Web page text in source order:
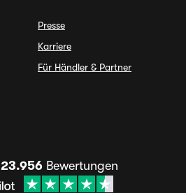
Presse
Karriere
Für Händler & Partner
23.956 Bewertungen